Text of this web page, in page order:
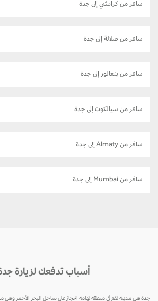
سافر من كراتشي إلى جدة
سافر من صلالة إلى جدة
سافر من بنغالور إلى جدة
سافر من سيالكوت إلى جدة
سافر من Almaty إلى جدة
سافر من Mumbai إلى جدة
أسباب تدفعك لزيارة جدة
جدة هي مدينة تقع في منطقة تهامة الحجاز على ساحل البحر الأحمر وهي